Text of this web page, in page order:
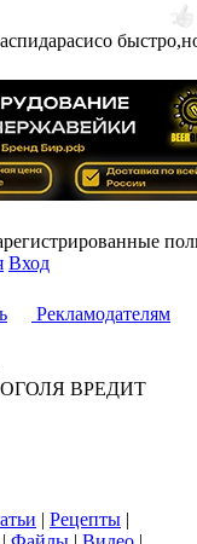
Вход
Рекламодателям
ВРЕДИТ
| Рецепты |